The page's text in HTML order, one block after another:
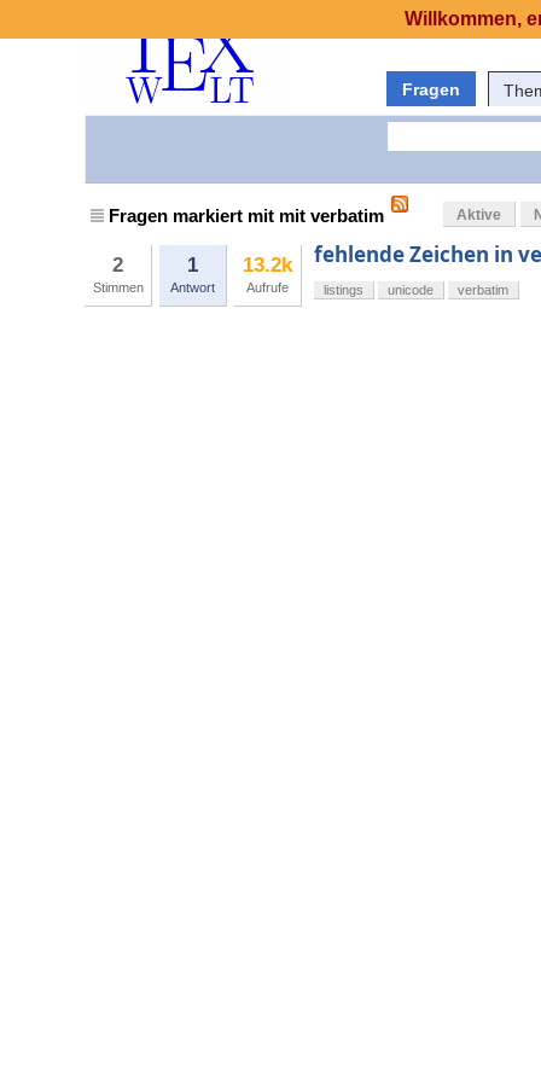
Fragen
Fragen markiert mit mit verbatim Aktive
2
Stimmen
1
Antwort
13.2k
Aufrufe
fehlende Zeichen in
listings unicode verbatim
Willkommen,